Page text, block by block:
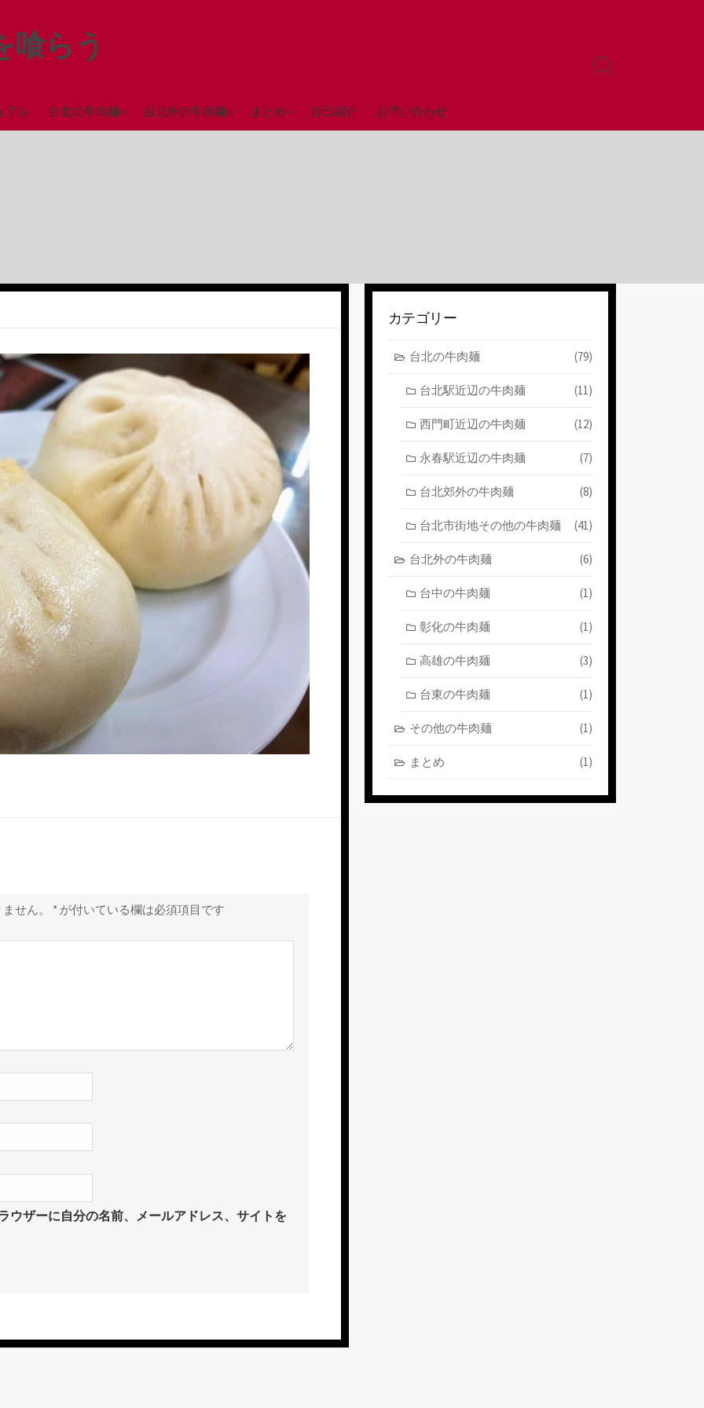
喰らう
アル 台北の牛肉麺
台北駅近辺の牛肉麺台北外の牛肉麺
台中の牛肉麺
まとめ
ミシュランガイド全店舗
自己紹介 お問い合わせ
検
せん。 * が付いている欄は必須項目です
ウザーに自分の名前、メールアドレス、サイトを
カテゴリー
台北の牛肉麺 (79)
台北駅近辺の牛肉麺 (11)
西門町近辺の牛肉麺 (12)
永春駅近辺の牛肉麺 (7)
台北郊外の牛肉麺 (8)
台北市街地その他の牛肉麺 (41)
台北外の牛肉麺 (6)
台中の牛肉麺 (1)
彰化の牛肉麺 (1)
高雄の牛肉麺 (3)
台東の牛肉麺 (1)
その他の牛肉麺 (1)
まとめ (1)